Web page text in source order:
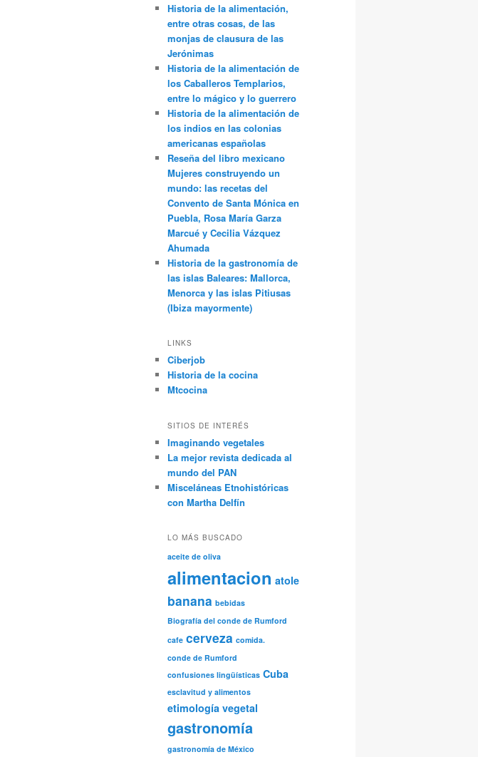
Historia de la alimentación,
entre otras cosas, de las
monjas de clausura de las
Jerónimas
Historia de la alimentación de
los Caballeros Templarios,
entre lo mágico y lo guerrero
Historia de la alimentación de
los indios en las colonias
americanas españolas
Reseña del libro mexicano
Mujeres construyendo un
mundo: las recetas del
Convento de Santa Mónica en
Puebla, Rosa María Garza
Marcué y Cecilia Vázquez
Ahumada
Historia de la gastronomía de
las islas Baleares: Mallorca,
Menorca y las islas Pitiusas
(Ibiza mayormente)
LINKS
Ciberjob
Historia de la cocina
Mtcocina
SITIOS DE INTERÉS
Imaginando vegetales
La mejor revista dedicada al
mundo del PAN
Misceláneas Etnohistóricas
con Martha Delfín
LO MÁS BUSCADO
aceite de oliva
alimentacion atole
banana bebidas
Biografía del conde de Rumford
cafe cerveza comida.
conde de Rumford
confusiones lingüísticas Cuba
esclavitud y alimentos
etimología vegetal
gastronomía
gastronomía de México